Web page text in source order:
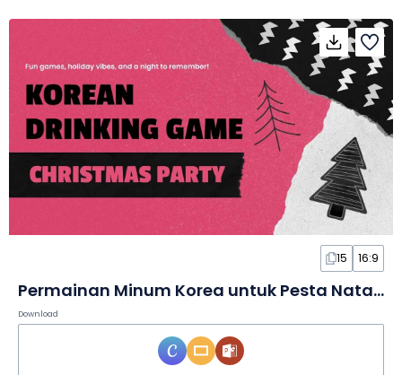
15 16:9
Permainan Minum Korea untuk Pesta Natal dalam Slide
Download